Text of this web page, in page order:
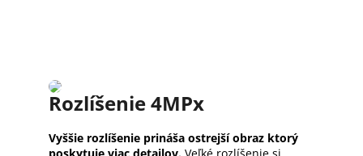
Rozlíšenie 4MPx
Vyššie rozlíšenie prináša ostrejší obraz ktorý